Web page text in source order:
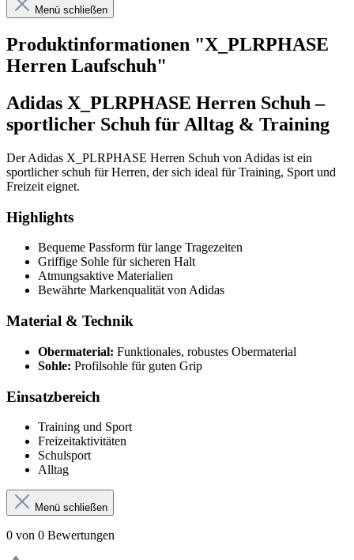
Menü schließen
Produktinformationen "X_PLRPHASE
Herren Laufschuh"
Adidas X_PLRPHASE Herren Schuh –
sportlicher Schuh für Alltag & Training
Der Adidas X_PLRPHASE Herren Schuh von Adidas ist ein
sportlicher schuh für Herren, der sich ideal für Training, Sport und
Freizeit eignet.
Highlights
Bequeme Passform für lange Tragezeiten
Griffige Sohle für sicheren Halt
Atmungsaktive Materialien
Bewährte Markenqualität von Adidas
Material & Technik
Obermaterial: Funktionales, robustes Obermaterial
Sohle: Profilsohle für guten Grip
Einsatzbereich
Training und Sport
Freizeitaktivitäten
Schulsport
Alltag
Menü schließen
0 von 0 Bewertungen